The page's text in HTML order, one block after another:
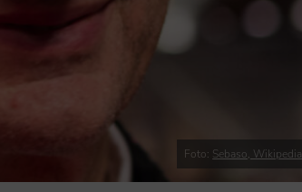
Foto: Sebaso, Wikipedia